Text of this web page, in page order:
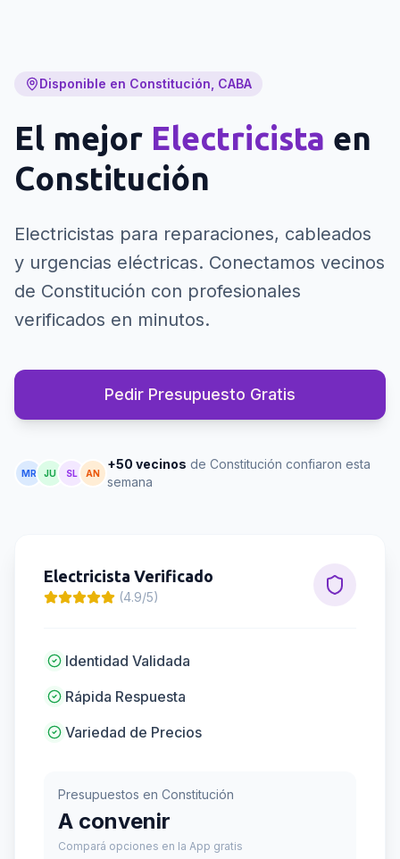
Disponible en Constitución, CABA
El mejor Electricista en
Constitución
Electricistas para reparaciones, cableados
y urgencias eléctricas. Conectamos vecinos
de Constitución con profesionales
verificados en minutos.
Pedir Presupuesto Gratis
MR JU SL AN
+50 vecinos de Constitución confiaron esta
semana
Electricista Verificado
(4.9/5)
Identidad Validada
Rápida Respuesta
Variedad de Precios
Presupuestos en Constitución
A convenir
Compará opciones en la App gratis